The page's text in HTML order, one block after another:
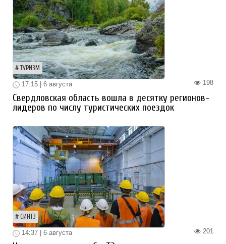
ТУРИЗМ
198
17:15 | 6 августа
Свердловская область вошла в десятку регионов-
лидеров по числу туристических поездок
СИНТЗ
201
14:37 | 6 августа